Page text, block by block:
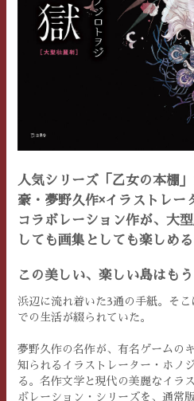
人気シリーズ「乙女の本棚
豪・夢野久作×イラストレー
コラボレーション作が、大
しても画集としても楽しめる
この美しい、楽しい島はも
浜辺に流れ着いた3通の手紙。そ
での生活が綴られていた。
夢野久作の名作が、有名ゲームの
知られるイラストレーター・ホノ
る。名作文学と現代の美麗なイラ
ボレーション・シリーズを、通常